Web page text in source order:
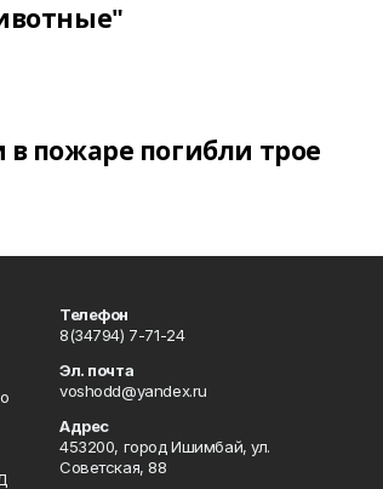
пожаре погибли трое
Телефон
8(34794) 7-71-24
Эл. почта
voshodd@yandex.ru
Адрес
453200, город Ишимбай, ул.
Советская, 88